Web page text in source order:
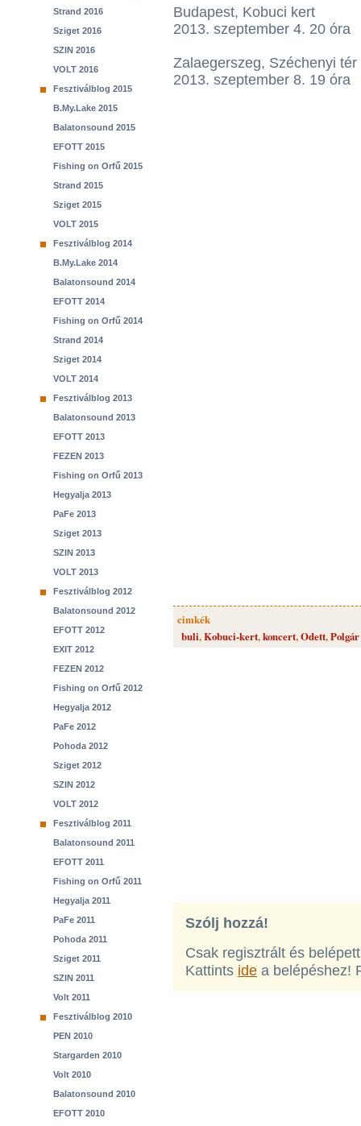
Strand 2016
Sziget 2016
SZIN 2016
VOLT 2016
Fesztiválblog 2015
B.My.Lake 2015
Balatonsound 2015
EFOTT 2015
Fishing on Orfű 2015
Strand 2015
Sziget 2015
VOLT 2015
Fesztiválblog 2014
B.My.Lake 2014
Balatonsound 2014
EFOTT 2014
Fishing on Orfű 2014
Strand 2014
Sziget 2014
VOLT 2014
Fesztiválblog 2013
Balatonsound 2013
EFOTT 2013
FEZEN 2013
Fishing on Orfű 2013
Hegyalja 2013
PaFe 2013
Sziget 2013
SZIN 2013
VOLT 2013
Fesztiválblog 2012
Balatonsound 2012
EFOTT 2012
EXIT 2012
FEZEN 2012
Fishing on Orfű 2012
Hegyalja 2012
PaFe 2012
Pohoda 2012
Sziget 2012
SZIN 2012
VOLT 2012
Fesztiválblog 2011
Balatonsound 2011
EFOTT 2011
Fishing on Orfű 2011
Hegyalja 2011
PaFe 2011
Pohoda 2011
Sziget 2011
SZIN 2011
Volt 2011
Fesztiválblog 2010
PEN 2010
Stargarden 2010
Volt 2010
Balatonsound 2010
EFOTT 2010
Budapest, Kobuci kert
2013. szeptember 4. 20 óra
Zalaegerszeg, Széchenyi tér
2013. szeptember 8. 19 óra
cimkék
buli,Kobuci-kert,koncert,Odett,
Szólj hozzá!
Csak regisztrált és
Kattints ide a belépéshez!